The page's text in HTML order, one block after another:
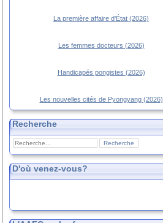
La première affaire d'État (2026)
Les femmes docteurs (2026)
Handicapés pongistes (2026)
Les nouvelles cités de Pyongyang (2026)
Recherche
D'où venez-vous?